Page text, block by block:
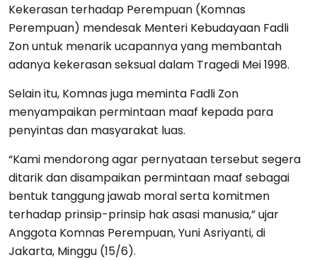
Kekerasan terhadap Perempuan (Komnas
Perempuan) mendesak Menteri Kebudayaan Fadli
Zon untuk menarik ucapannya yang membantah
adanya kekerasan seksual dalam Tragedi Mei 1998.
Selain itu, Komnas juga meminta Fadli Zon
menyampaikan permintaan maaf kepada para
penyintas dan masyarakat luas.
“Kami mendorong agar pernyataan tersebut segera
ditarik dan disampaikan permintaan maaf sebagai
bentuk tanggung jawab moral serta komitmen
terhadap prinsip-prinsip hak asasi manusia,” ujar
Anggota Komnas Perempuan, Yuni Asriyanti, di
Jakarta, Minggu (15/6).